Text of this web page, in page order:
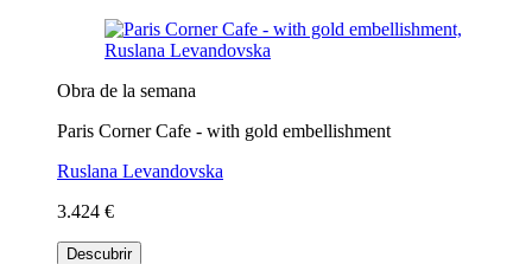
Obra de la semana
Paris Corner Cafe - with gold embellishment
Ruslana Levandovska
3.424 €
Descubrir